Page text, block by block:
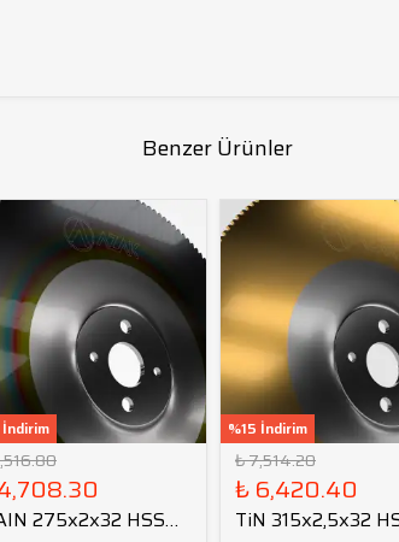
Benzer Ürünler
İndirim
275x2x32 HSS
%15 İndirim
₺ 7,514.20
₺ 6,420.40
TiN 315x2,5x32